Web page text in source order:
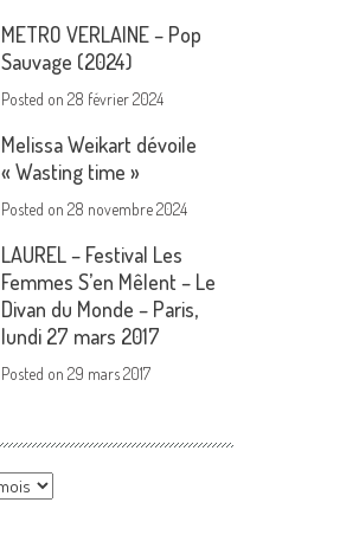
METRO VERLAINE – Pop
Sauvage (2024)
Posted on28 février 2024
Melissa Weikart dévoile
« Wasting time »
Posted on28 novembre 2024
LAUREL – Festival Les
Femmes S’en Mêlent – Le
Divan du Monde – Paris,
lundi 27 mars 2017
Posted on29 mars 2017